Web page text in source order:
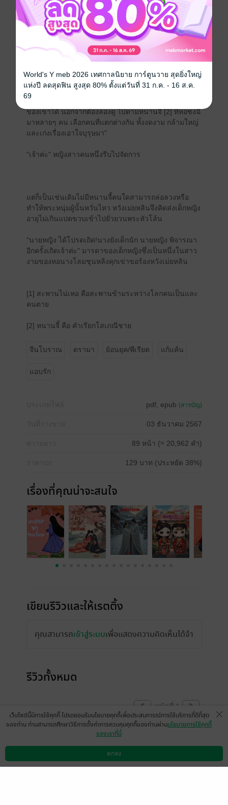
ด้วยเสน่ห์มาแล้ว แต่เขาก็ยังคงสงบนิ่ง
"หุบปาก!ข้าไม่เชื่อว่ามีสวรรค์หรือนรกทั้งนั้น" หวังเม่ย
หลินเคยเห็นมาแล้ว โลกหลังสะพานไน่เหอ [1] ไม่มีทั้งนรก
และสวรรค์ มีเพียงความว่างเปล่าแสนเดียวดาย เงียบงัน
"แต่ว่า เขาดูไม่สนใจพวกข้าเลยนะเจ้าคะ"
"..เขาอาจชอบบุรุษก็ได้ หรือเด็กๆ ฮึ!พวกวิปลาสในคราบ
นักบุญมีมากมายในโลกนี้ ผู้ใดจะล่วงรู้ความชั่วร้ายในใจ
ของเขาได้ นอกจากต้องลองดู ไปตามหนานจี้ [2] ที่หอซ่งฉี
มาหลายๆ คน เลือกคนที่แตกต่างกัน ทั้งงดงาม กล้ามใหญ่
และเก่งเรื่องเอาใจบุรุษมา"
"เจ้าค่ะ" หญิงสาวคนหนึ่งรีบไปจัดการ
แต่ก็เป็นเช่นเดิมไม่มีหนานจี้คนใดสามารถล่อลวงหรือ
ทำให้พระหนุ่มผู้นั้นหวั่นไหว หวังเม่ยหลินจึงคิดส่งเด็กหญิง
อายุไม่เกินแปดขวบเข้าไปยั่วยวนพระหัวโล้น
"นายหญิง ได้โปรดเถิด!นางยังเด็กนัก นายหญิง พิจารณา
อีกครั้งเถิดเจ้าค่ะ" มารดาของเด็กหญิงซึ่งเป็นหนึ่งในสาว
งามของหอนางโลมชุนหลิงคุกเข่าขอร้องหวังเม่ยหลิน
[1] สะพานไน่เหอ คือสะพานข้ามระหว่างโลกคนเป็นและ
คนตาย
[2] หนานจี้ คือ คำเรียกโสเภณีชาย
จีนโบราณ ดรามา ย้อนยุค/พีเรียด แก้แค้น
แอบรัก
pdf, epub (สารบัญ)
03 ธันวาคม 2567
89 หน้า (≈ 20,962 คำ)
129 บาท (ประหยัด 38%)
เรื่องที่คุณน่าจะสนใจ
เขียนรีวิวและให้เรตติ้ง
คุณสามารถเข้าสู่ระบบเพื่อแสดงความคิดเห็นได้จ้า
รีวิวทั้งหมด
หน้าที่ 1
ดาวน์โหลดแอป วิธีการใช้งาน ติดต่อเรา
เว็บไซต์นี้มีการใช้คุกกี้ โปรดยอมรับนโยบายคุกกี้เพื่อประสบการณ์การใช้บริการที่ดีที่สุด
ของท่าน ท่านสามารถศึกษาวิธีการตั้งค่าการควบคุมคุกกี้ของท่านผ่านนโยบายการใช้คุกกี้
ของเราที่นี่
ตกลง
World's Y meb 2026 เทศกาลนิยาย การ์ตูนวาย สุดยิ่งใหญ่
แห่งปี ลดสุดฟิน สูงสุด 80% ตั้งแต่วันที่ 31 ก.ค. - 16 ส.ค.
69